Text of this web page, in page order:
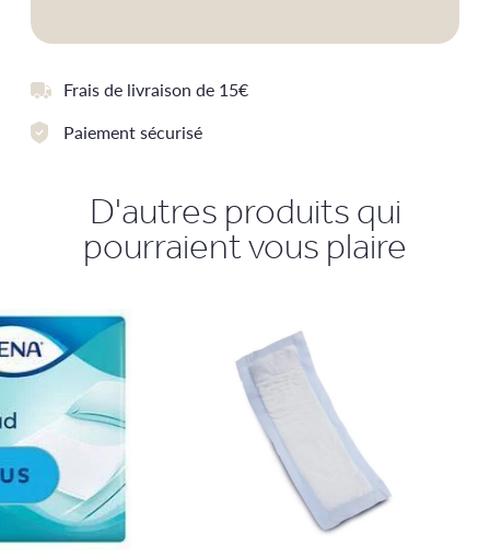
Frais de livraison de 15€
Paiement sécurisé
D'autres produits qui
pourraient vous plaire